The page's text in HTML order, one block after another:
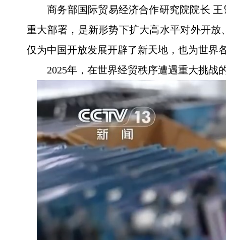
商务部国际贸易经济合作研究院院长
重大部署，是新形势下扩大高水平对外开
仅为中国开放发展开辟了新天地，也为世界
2025年，在世界经贸秩序遭遇重大挑战